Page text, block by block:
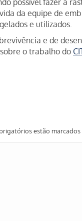
da equipe de
e utilizados.
e de
o trabalho do
estão marcados